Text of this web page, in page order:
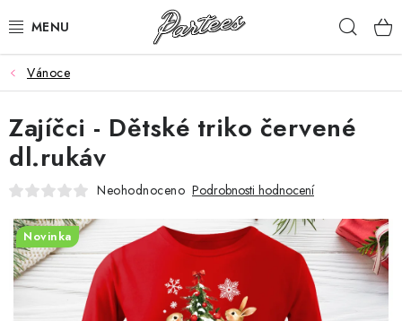
na
ROZLUČKA
NAROZENINY
NA MÍRU
DÁRKY
VÁNOCE
Vánoce
Zajíčci - Dětské triko červené
dl.rukáv
Neohodnoceno Podrobnosti hodnocení
Novinka